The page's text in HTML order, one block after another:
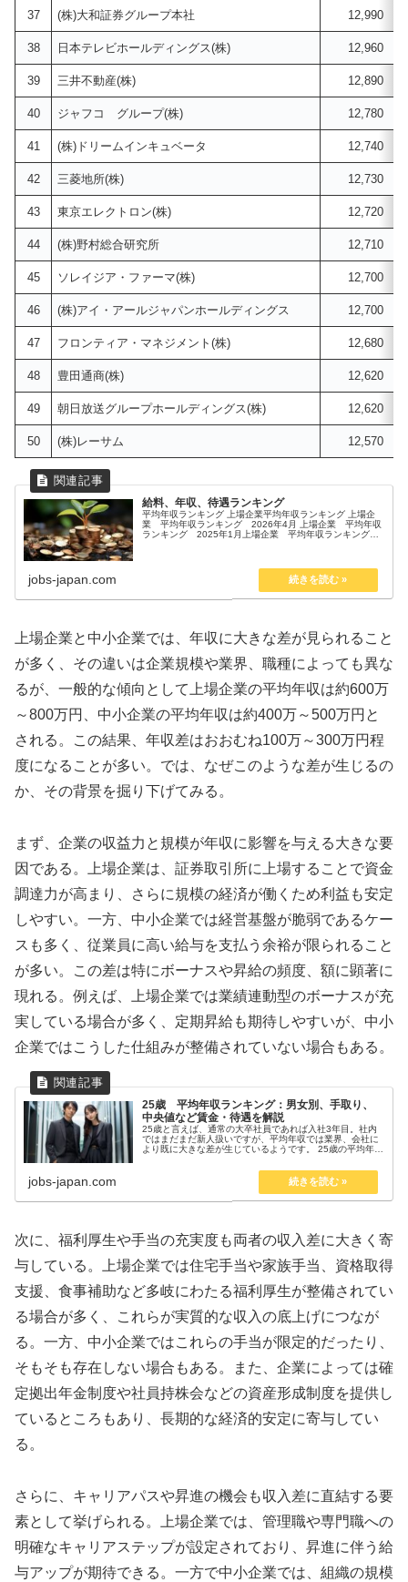
37 (株)大和証券グループ本社 12,990
38 日本テレビホールディングス(株) 12,960
39 三井不動産(株) 12,890
40 ジャフコ グループ(株) 12,780
41 (株)ドリームインキュベータ 12,740
42 三菱地所(株) 12,730
43 東京エレクトロン(株) 12,720
44 (株)野村総合研究所 12,710
45 ソレイジア・ファーマ(株) 12,700
46 (株)アイ・アールジャパンホールディングス 12,700
47 フロンティア・マネジメント(株) 12,680
48 豊田通商(株) 12,620
49 朝日放送グループホールディングス(株) 12,620
50 (株)レーサム 12,570
給料、年収、待遇ランキング
平均年収ランキング 上場企業平均年収ランキング 上場企
業 平均年収ランキング 2026年4月 上場企業 平均年収
ランキング 2025年1月上場企業 平均年収ランキング
jobs-japan.com
上場企業と中小企業では、年収に大きな差が見られること
が多く、その違いは企業規模や業界、職種によっても異な
るが、一般的な傾向として上場企業の平均年収は約600万
～800万円、中小企業の平均年収は約400万～500万円と
される。この結果、年収差はおおむね100万～300万円程
度になることが多い。では、なぜこのような差が生じるの
か、その背景を掘り下げてみる。
まず、企業の収益力と規模が年収に影響を与える大きな要
因である。上場企業は、証券取引所に上場することで資金
調達力が高まり、さらに規模の経済が働くため利益も安定
しやすい。一方、中小企業では経営基盤が脆弱であるケー
スも多く、従業員に高い給与を支払う余裕が限られること
が多い。この差は特にボーナスや昇給の頻度、額に顕著に
現れる。例えば、上場企業では業績連動型のボーナスが充
実している場合が多く、定期昇給も期待しやすいが、中小
企業ではこうした仕組みが整備されていない場合もある。
25歳 平均年収ランキング：男女別、手取り、
中央値など賃金・待遇を解説
25歳と言えば、通常の大卒社員であれば入社3年目。社内
ではまだまだ新人扱いですが、平均年収では業界、会社に
より既に大きな差が生じているようです。 25歳の平均年収
状況などを詳しく解説します...
jobs-japan.com
次に、福利厚生や手当の充実度も両者の収入差に大きく寄
与している。上場企業では住宅手当や家族手当、資格取得
支援、食事補助など多岐にわたる福利厚生が整備されてい
る場合が多く、これらが実質的な収入の底上げにつなが
る。一方、中小企業ではこれらの手当が限定的だったり、
そもそも存在しない場合もある。また、企業によっては確
定拠出年金制度や社員持株会などの資産形成制度を提供し
ているところもあり、長期的な経済的安定に寄与してい
る。
さらに、キャリアパスや昇進の機会も収入差に直結する要
素として挙げられる。上場企業では、管理職や専門職への
明確なキャリアステップが設定されており、昇進に伴う給
与アップが期待できる。一方で中小企業では、組織の規模